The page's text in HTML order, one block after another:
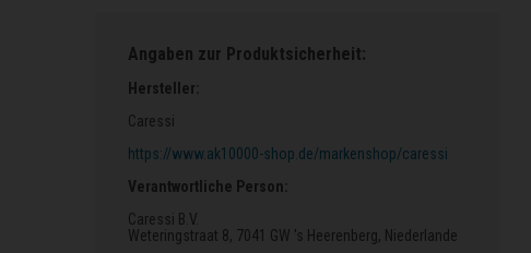
Angaben zur Produktsicherheit:
Hersteller:
Caressi
https://www.ak10000-shop.de/markenshop/caressi
Verantwortliche Person:
Caressi B.V.
Weteringstraat 8, 7041 GW 's Heerenberg, Niederlande